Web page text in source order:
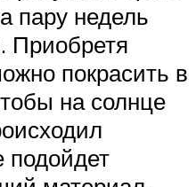
пару недель
Приобретя
покрасить в
на солнце
подойдет